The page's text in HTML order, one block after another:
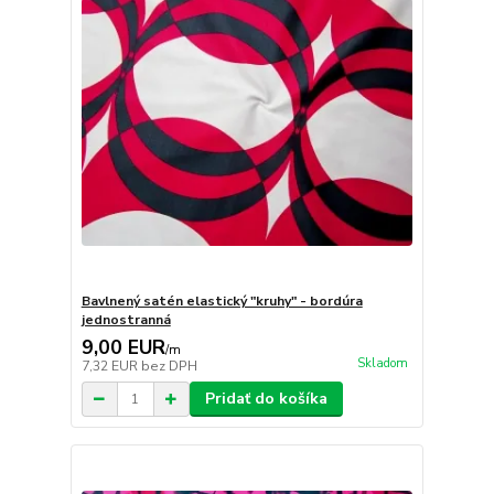
Bavlnený satén elastický "kruhy" - bordúra
jednostranná
9,00 EUR/m
7,32 EUR bez DPH Skladom
Pridať do košíka